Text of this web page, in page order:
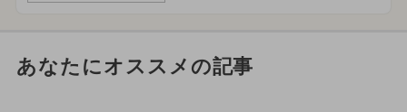
あなたにオススメの記事